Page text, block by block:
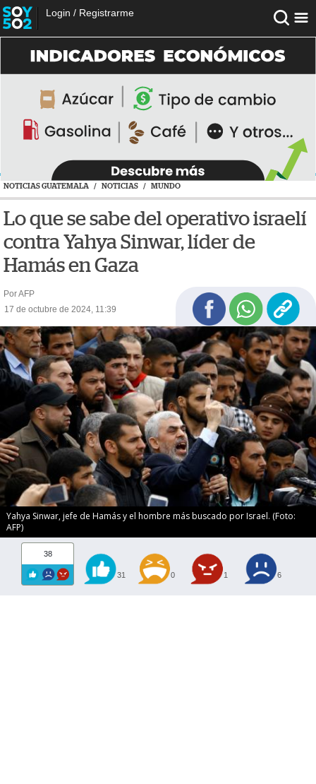
Login / Registrarme
NOTICIAS GUATEMALA / NOTICIAS / MUNDO
Lo que se sabe del operativo israelí
contra Yahya Sinwar, líder de
Hamás en Gaza
Por AFP
17 de octubre de 2024, 11:39
Yahya Sinwar, jefe de Hamás y el hombre más buscado por Israel. (Foto:
AFP)
38
31 0 1 6